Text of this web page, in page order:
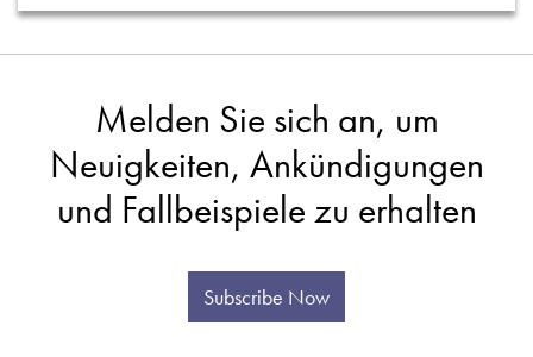
Melden Sie sich an, um
Neuigkeiten, Ankündigungen
und Fallbeispiele zu erhalten
Subscribe Now